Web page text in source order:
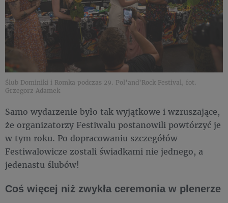
Ślub Dominiki i Romka podczas 29. Pol’and’Rock Festival, fot.
Grzegorz Adamek
Samo wydarzenie było tak wyjątkowe i wzruszające,
że organizatorzy Festiwalu postanowili powtórzyć je
w tym roku. Po dopracowaniu szczegółów
Festiwalowicze zostali świadkami nie jednego, a
jedenastu ślubów!
Coś więcej niż zwykła ceremonia w plenerze